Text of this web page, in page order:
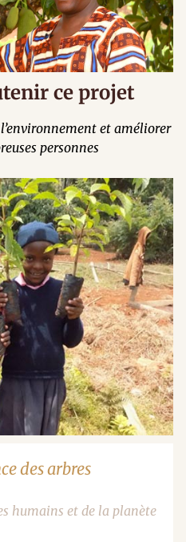
ce projet
et améliorer
personnes
des arbres
humains et de la planète